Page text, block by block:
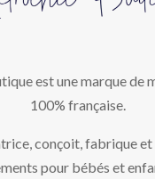
est une marque de
100% française.
conçoit, fabrique et
pour bébés et